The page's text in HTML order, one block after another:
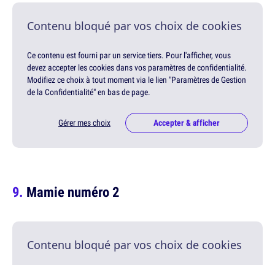
Contenu bloqué par vos choix de cookies
Ce contenu est fourni par un service tiers. Pour l'afficher, vous
devez accepter les cookies dans vos paramètres de confidentialité.
Modifiez ce choix à tout moment via le lien "Paramètres de Gestion
de la Confidentialité" en bas de page.
Gérer mes choix Accepter & afficher
Mamie numéro 2
Contenu bloqué par vos choix de cookies